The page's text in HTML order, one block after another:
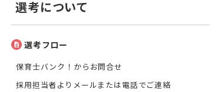
選考について
選考フロー
保育士バンク！からお問合せ
採用担当者よりメールまたは電話でご連絡